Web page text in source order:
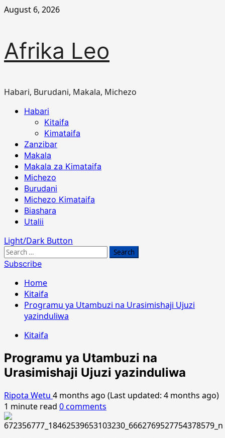
Skip
August 6, 2026
Afrika Leo
Habari, Burudani, Makala, Michezo
PrimaryHabari
Kitaifa
Kimataifa
Zanzibar
Makala
Makala za Kimataifa
Michezo
Burudani
Michezo Kimataifa
Biashara
Utalii
Light/Dark Button
Search
for:
Subscribe
Home
Kitaifa
Programu ya Utambuzi na Urasimishaji Ujuzi
yazinduliwa
Kitaifa
Programu ya Utambuzi na
Urasimishaji Ujuzi yazinduliwa
Ripota Wetu 4 months ago (Last updated: 4 months ago)
1 minute read 0 comments